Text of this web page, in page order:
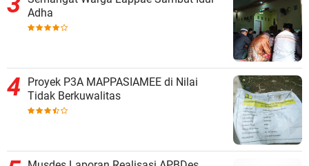
Adha
Proyek P3A MAPPASIAMEE di Nilai
Tidak Berkuwalitas